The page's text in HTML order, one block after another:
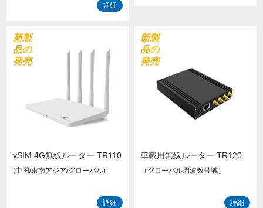
詳細
新製
品の
発売
vSIM 4G無線ルーター TR110
(中国/東南アジア/グローバル)
詳細
新製
品の
発売
車載用無線ルーター TR120
（グローバル周波数帯域）
詳細